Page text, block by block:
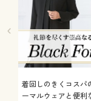
着回しのきくコスパ
ーマルウェアと便利